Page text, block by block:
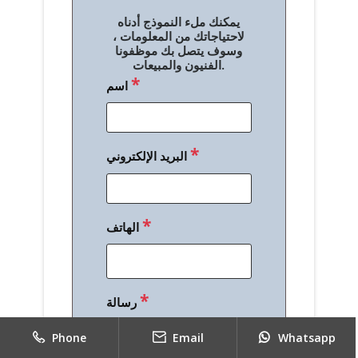
يمكنك ملء النموذج أدناه
لاحتياجاتك من المعلومات ،
وسوف يتصل بك موظفونا
الفنيون والمبيعات.
اسم*
البريد الإلكتروني*
الهاتف*
رسالة*
Phone Email Whatsapp